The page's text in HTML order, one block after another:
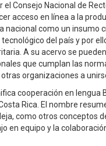
Consejo Nacional de
acceso en línea a la
nacional como un insumo
del país y por
A su acervo se
que cumplan las
organizaciones a
cooperación en lengua
Rica. El nombre
como otros conceptos
en equipo y la